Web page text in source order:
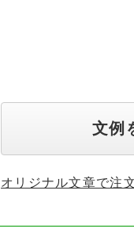
〒000-
文例
オリジナル文章で注